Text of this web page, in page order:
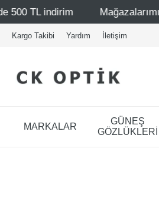
Mağazalarımız – Bağdat
Kargo Takibi Yardım İletişim
MARKALAR
GÜNEŞ
GÖZLÜKLERİ